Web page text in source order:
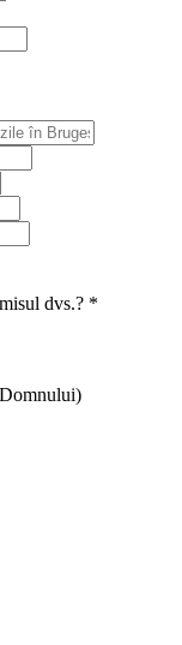
dvs.? *